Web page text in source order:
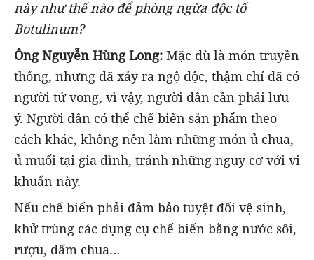
này như thế nào để phòng ngừa độc tố
Botulinum?
Ông Nguyễn Hùng Long: Mặc dù là món truyền
thống, nhưng đã xảy ra ngộ độc, thậm chí đã có
người tử vong, vì vậy, người dân cần phải lưu
ý. Người dân có thể chế biến sản phẩm theo
cách khác, không nên làm những món ủ chua,
ủ muối tại gia đình, tránh những nguy cơ với vi
khuẩn này.
Nếu chế biến phải đảm bảo tuyệt đối vệ sinh,
khử trùng các dụng cụ chế biến bằng nước sôi,
rượu, dấm chua…